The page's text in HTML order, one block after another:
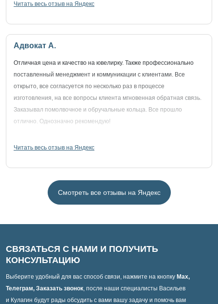
Читать весь отзыв на Яндекс
Адвокат А.
Отличная цена и качество на ювелирку. Также профессионально
поставленный менеджмент и коммуникации с клиентами. Все
открыто, все согласуется по несколько раз в процессе
изготовления, на все вопросы клиента мгновенная обратная связь.
Заказывал помолвочное и обручальные кольца. Все прошло
отлично. Однозначно рекомендую!
Читать весь отзыв на Яндекс
Смотреть все отзывы на Яндекс
СВЯЗАТЬСЯ С НАМИ И ПОЛУЧИТЬ
КОНСУЛЬТАЦИЮ
Выберите удобный для вас способ связи, нажмите на кнопку Max,
Телеграм, Заказать звонок, после наши специалисты Васильев
и Кулагин будут рады обсудить с вами вашу задачу и помочь вам